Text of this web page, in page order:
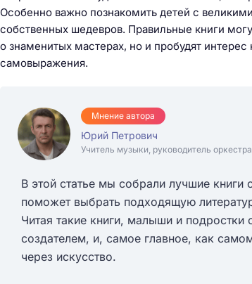
Особенно важно познакомить детей с
собственных шедевров. Правильные книги
о знаменитых мастерах, но и пробудят
самовыражения.
Мнение автора
Юрий Петрович
Учитель музыки, руководитель
В этой статье мы собрали лучшие
поможет выбрать подходящую
Читая такие книги, малыши и
создателем, и, самое главное, как
через искусство.